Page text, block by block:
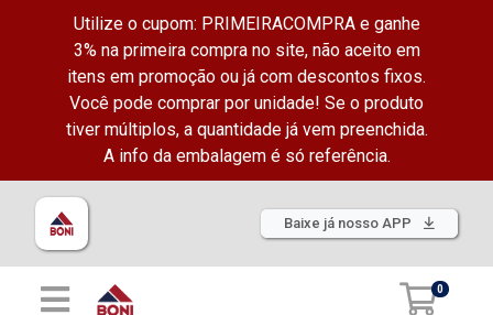
Utilize o cupom: PRIMEIRACOMPRA e ganhe
3% na primeira compra no site, não aceito em
itens em promoção ou já com descontos fixos.
Você pode comprar por unidade! Se o produto
tiver múltiplos, a quantidade já vem preenchida.
A info da embalagem é só referência.
Baixe já nosso APP
0